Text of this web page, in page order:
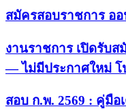
สมัครสอบราชการ อ
งานราชการ เปิดรับส
— ไม่มีประกาศใหม่
สอบ ก.พ. 2569 : คู่มื